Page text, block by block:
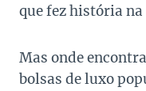
que fez história
Mas onde
bolsas de luxo